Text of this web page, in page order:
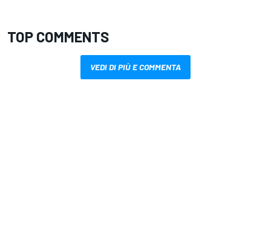
TOP COMMENTS
VEDI DI PIÙ E COMMENTA